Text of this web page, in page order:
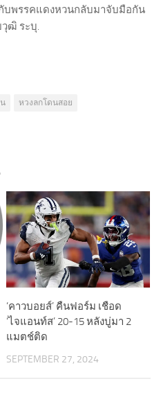
กับพรรคแดงหวนกลับมาจับมือกัน
วุฒิ ระบุ.
หวงลกโดนสอย
‘คาวบอยส์’ คืนฟอร์ม เชือด
‘ไจแอนท์ส’ 20-15 หลังบู่มา 2
แมตช์ติด
SEPTEMBER 27, 2024